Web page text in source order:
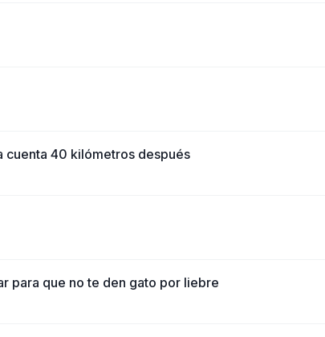
cuenta 40 kilómetros después
para que no te den gato por liebre